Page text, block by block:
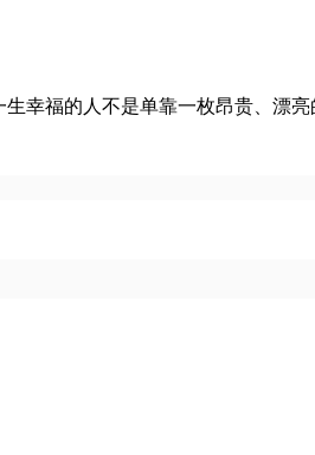
福的人不是单靠一枚昂贵、漂